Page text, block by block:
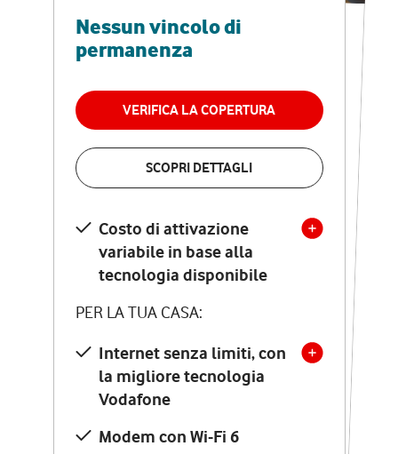
Nessun vincolo di
permanenza
VERIFICA LA COPERTURA
SCOPRI DETTAGLI
Costo di attivazione
variabile in base alla
tecnologia disponibile
PER LA TUA CASA:
Internet senza limiti, con
la migliore tecnologia
Vodafone
Modem con Wi-Fi 6
RETE FISSA + VODAFONE CLUB
29,95€
permanenza
VERIFICA LA COPERTURA
Costo di attivazione
variabile in base alla
tecnologia disponibile
PER LA TUA CASA:
Internet senza limiti, con
la migliore tecnologia
Vodafone
Modem Seven con Wi-Fi 7
Chiamate illimitate verso
numeri fissi e mobili